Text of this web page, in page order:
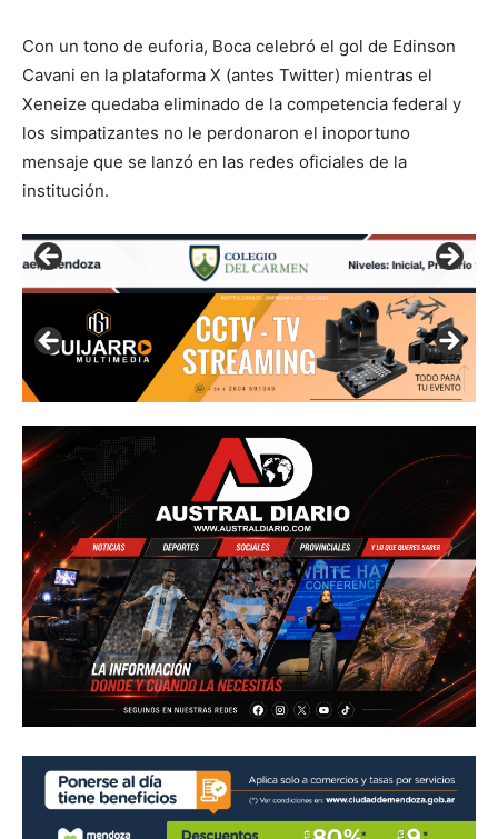
Con un tono de euforia, Boca celebró el gol de Edinson
Cavani en la plataforma X (antes Twitter) mientras el
Xeneize quedaba eliminado de la competencia federal y
los simpatizantes no le perdonaron el inoportuno
mensaje que se lanzó en las redes oficiales de la
institución.